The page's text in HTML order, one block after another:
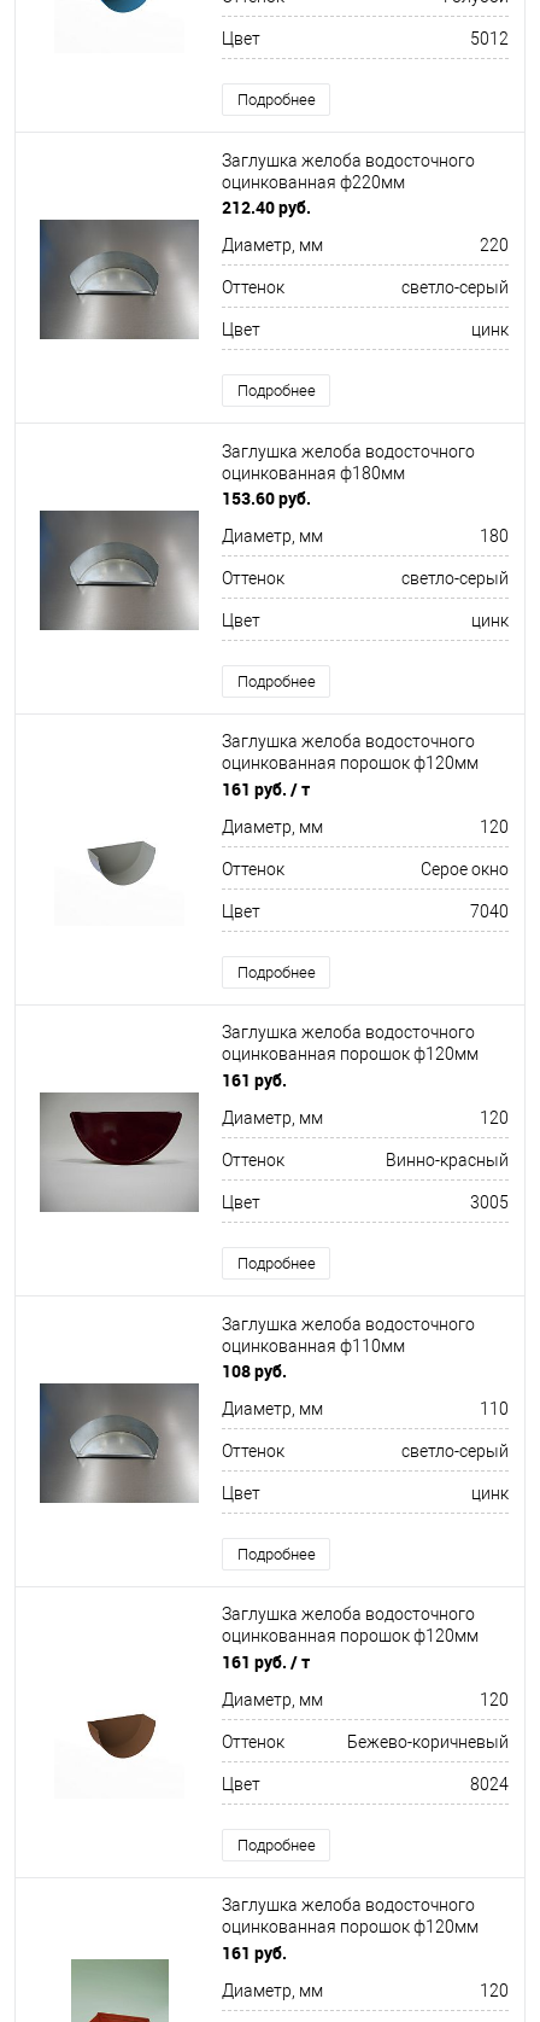
Цвет 5012
Подробнее
Заглушка желоба водосточного
оцинкованная ф220мм
212.40 руб.
Диаметр, мм 220
Оттенок светло-серый
Цвет цинк
Подробнее
Заглушка желоба водосточного
оцинкованная ф180мм
153.60 руб.
Диаметр, мм 180
Оттенок светло-серый
Цвет цинк
Подробнее
Заглушка желоба водосточного
оцинкованная порошок ф120мм
RAL 7040
161 руб. / т
Диаметр, мм 120
Оттенок Серое окно
Цвет 7040
Подробнее
Заглушка желоба водосточного
оцинкованная порошок ф120мм
RAL 3005
161 руб.
Диаметр, мм 120
Оттенок Винно-красный
Цвет 3005
Подробнее
Заглушка желоба водосточного
оцинкованная ф110мм
108 руб.
Диаметр, мм 110
Оттенок светло-серый
Цвет цинк
Подробнее
Заглушка желоба водосточного
оцинкованная порошок ф120мм
RAL 8024
161 руб. / т
Диаметр, мм 120
Оттенок Бежево-коричневый
Цвет 8024
Подробнее
Заглушка желоба водосточного
оцинкованная порошок ф120мм
RAL 7021
161 руб.
Диаметр, мм 120